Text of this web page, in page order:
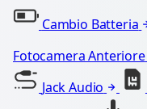
Cambio Batteria
Fotocamera Anteriore
Jack Audio